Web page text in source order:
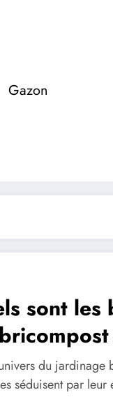
Gazon
sont les
du jardinage
séduisent par